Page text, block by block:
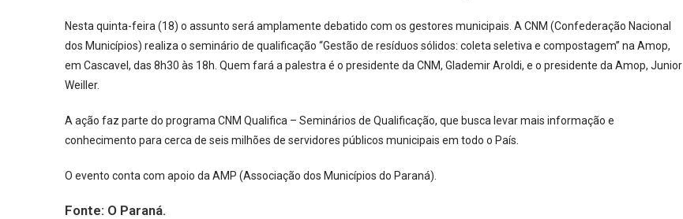
Nesta quinta-feira (18) o assunto será amplamente debatido com os gestores municipais. A CNM (Confederação Nacional
dos Municípios) realiza o seminário de qualificação “Gestão de resíduos sólidos: coleta seletiva e compostagem” na Amop,
em Cascavel, das 8h30 às 18h. Quem fará a palestra é o presidente da CNM, Glademir Aroldi, e o presidente da Amop, Junior
Weiller.
A ação faz parte do programa CNM Qualifica – Seminários de Qualificação, que busca levar mais informação e
conhecimento para cerca de seis milhões de servidores públicos municipais em todo o País.
O evento conta com apoio da AMP (Associação dos Municípios do Paraná).
Fonte: O Paraná.